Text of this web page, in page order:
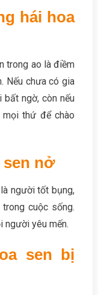
hái hoa
trong ao là điềm
Nếu chưa có gia
ngờ, còn nếu
thứ để chào
sen nở
người tốt bụng,
cuộc sống.
người yêu mến.
sen bị